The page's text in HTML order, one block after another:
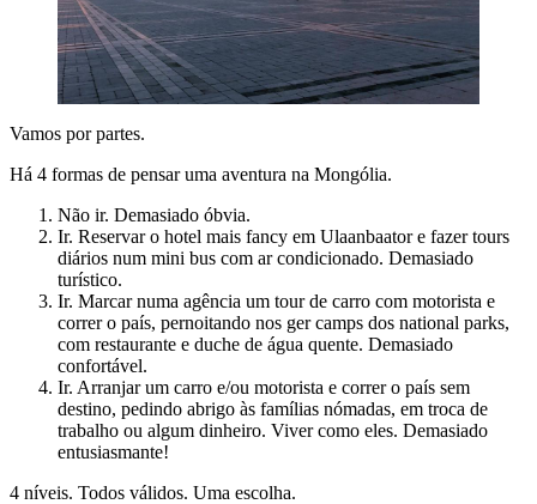
Vamos por partes.
Há 4 formas de pensar uma aventura na Mongólia.
Não ir. Demasiado óbvia.
Ir. Reservar o hotel mais fancy em Ulaanbaator e fazer tours
diários num mini bus com ar condicionado. Demasiado
turístico.
Ir. Marcar numa agência um tour de carro com motorista e
correr o país, pernoitando nos ger camps dos national parks,
com restaurante e duche de água quente. Demasiado
confortável.
Ir. Arranjar um carro e/ou motorista e correr o país sem
destino, pedindo abrigo às famílias nómadas, em troca de
trabalho ou algum dinheiro. Viver como eles. Demasiado
entusiasmante!
4 níveis. Todos válidos. Uma escolha.